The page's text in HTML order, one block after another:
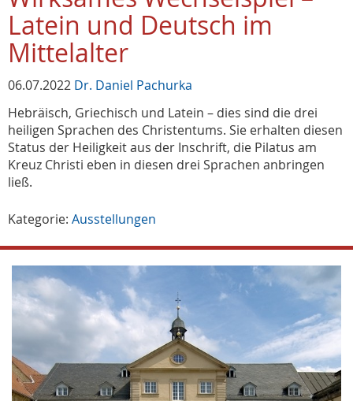
Latein und Deutsch im
Mittelalter
06.07.2022 Dr. Daniel Pachurka
Hebräisch, Griechisch und Latein – dies sind die drei
heiligen Sprachen des Christentums. Sie erhalten diesen
Status der Heiligkeit aus der Inschrift, die Pilatus am
Kreuz Christi eben in diesen drei Sprachen anbringen
ließ.
Kategorie: Ausstellungen